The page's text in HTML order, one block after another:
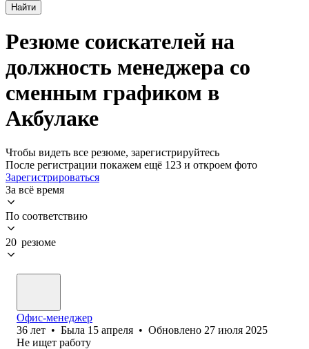
Найти
Резюме соискателей на
должность менеджера со
сменным графиком в
Акбулаке
Чтобы видеть все резюме, зарегистрируйтесь
После регистрации покажем ещё 123 и откроем фото
Зарегистрироваться
За всё время
По соответствию
20 резюме
Офис-менеджер
36 лет • Была 15 апреля • Обновлено 27 июля 2025
Не ищет работу